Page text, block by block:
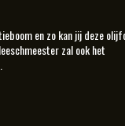
en zo kan jij deze
zal ook het